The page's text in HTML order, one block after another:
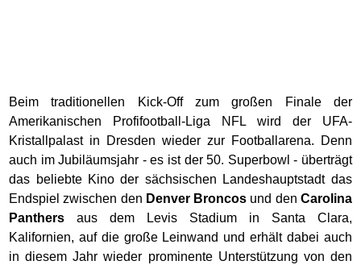
Beim traditionellen Kick-Off zum großen Finale der
Amerikanischen Profifootball-Liga NFL wird der UFA-
Kristallpalast in Dresden wieder zur Footballarena. Denn
auch im Jubiläumsjahr - es ist der 50. Superbowl - überträgt
das beliebte Kino der sächsischen Landeshauptstadt das
Endspiel zwischen den Denver Broncos und den Carolina
Panthers aus dem Levis Stadium in Santa Clara,
Kalifornien, auf die große Leinwand und erhält dabei auch
in diesem Jahr wieder prominente Unterstützung von den